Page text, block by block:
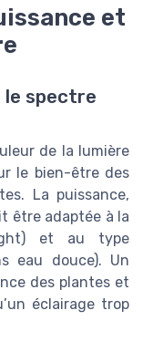
et
le spectre
de la lumière
le bien-être des
La puissance,
être adaptée à la
et au type
eau douce). Un
des plantes et
éclairage trop